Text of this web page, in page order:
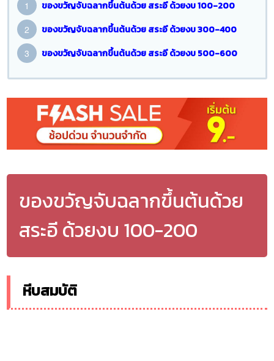
ของขวัญจับฉลากขึ้นต้นด้วย สระอี ด้วยงบ 100-200
ของขวัญจับฉลากขึ้นต้นด้วย สระอี ด้วยงบ 300-400
ของขวัญจับฉลากขึ้นต้นด้วย สระอี ด้วยงบ 500-600
ของขวัญจับฉลากขึ้นต้นด้วย
สระอี ด้วยงบ 100-200
หีบสมบัติ